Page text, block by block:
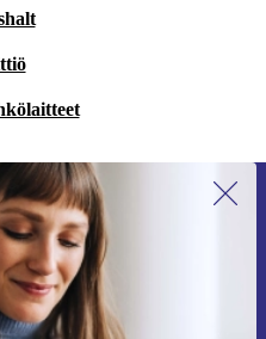
kertaa uutiskirjeen
15 €!
tarjousta.